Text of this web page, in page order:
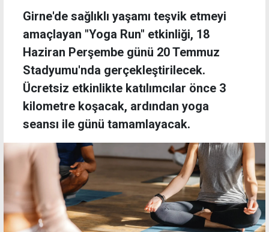
Girne'de sağlıklı yaşamı teşvik etmeyi
amaçlayan "Yoga Run" etkinliği, 18
Haziran Perşembe günü 20 Temmuz
Stadyumu'nda gerçekleştirilecek.
Ücretsiz etkinlikte katılımcılar önce 3
kilometre koşacak, ardından yoga
seansı ile günü tamamlayacak.